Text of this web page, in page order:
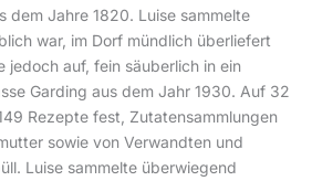
dem Jahre 1820. Luise sammelte
war, im Dorf mündlich überliefert
jedoch auf, fein säuberlich in ein
Garding aus dem Jahr 1930. Auf 32
Rezepte fest, Zutatensammlungen
sowie von Verwandten und
Luise sammelte überwiegend